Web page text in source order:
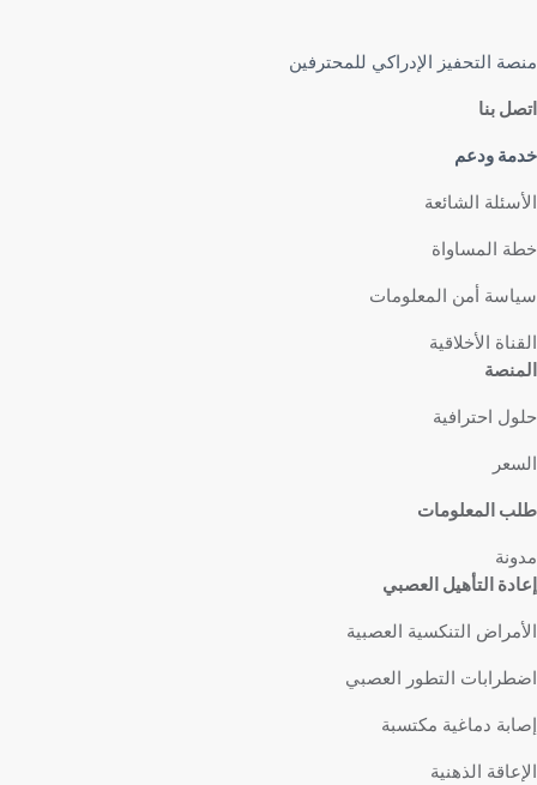
منصة التحفيز الإدراكي للمحترفين
اتصل بنا
خدمة ودعم
الأسئلة الشائعة
خطة المساواة
سياسة أمن المعلومات
القناة الأخلاقية
المنصة
حلول احترافية
السعر
طلب المعلومات
مدونة
إعادة التأهيل العصبي
الأمراض التنكسية العصبية
اضطرابات التطور العصبي
إصابة دماغية مكتسبة
الإعاقة الذهنية